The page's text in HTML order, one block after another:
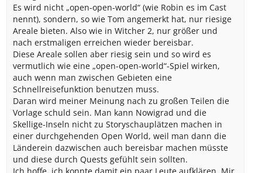
Es wird nicht „open-open-world“ (wie Robin es im Cast
nennt), sondern, so wie Tom angemerkt hat, nur riesige
Areale bieten. Also wie in Witcher 2, nur größer und
nach erstmaligen erreichen wieder bereisbar.
Diese Areale sollen aber riesig sein und so wird es
vermutlich wie eine „open-open-world“-Spiel wirken,
auch wenn man zwischen Gebieten eine
Schnellreisefunktion benutzen muss.
Daran wird meiner Meinung nach zu großen Teilen die
Vorlage schuld sein. Man kann Nowigrad und die
Skellige-Inseln nicht zu Storyschauplätzen machen in
einer durchgehenden Open World, weil man dann die
Länderein dazwischen auch bereisbar machen müsste
und diese durch Quests gefühlt sein sollten.